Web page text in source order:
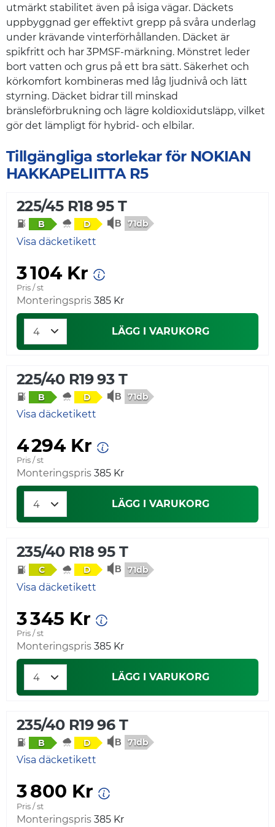
utmärkt stabilitet även på isiga vägar. Däckets
uppbyggnad ger effektivt grepp på svåra underlag
under krävande vinterförhållanden. Däcket är
spikfritt och har 3PMSF-märkning. Mönstret leder
bort vatten och grus på ett bra sätt. Säkerhet och
körkomfort kombineras med låg ljudnivå och lätt
styrning. Däcket bidrar till minskad
bränsleförbrukning och lägre koldioxidutsläpp, vilket
gör det lämpligt för hybrid- och elbilar.
Tillgängliga storlekar för NOKIAN
HAKKAPELIITTA R5
225/45 R18 95 T
B D 71db
Visa däcketikett
3 104 Kr
Pris / st
Monteringspris 385 Kr
LÄGG I VARUKORG
225/40 R19 93 T
B D 71db
Visa däcketikett
4 294 Kr
Pris / st
Monteringspris 385 Kr
LÄGG I VARUKORG
235/40 R18 95 T
C D 71db
Visa däcketikett
3 345 Kr
Pris / st
Monteringspris 385 Kr
LÄGG I VARUKORG
235/40 R19 96 T
B D 71db
Visa däcketikett
3 800 Kr
Pris / st
Monteringspris 385 Kr